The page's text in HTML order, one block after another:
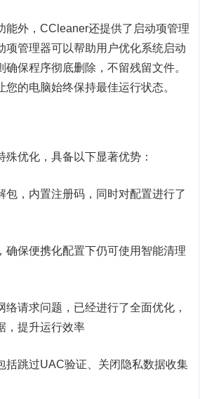
能外，CCleaner还提供了启动项管理
项管理器可以帮助用户优化系统启动
保程序彻底删除，不留残留文件。
的电脑始终保持最佳运行状态。
优化，具备以下显著优势：
包，内置注册码，同时对配置进行了
确保便携化配置下仍可使用智能清理
络请求问题，已经进行了全面优化，
，提升运行效率
括跳过UAC验证、关闭隐私数据收集